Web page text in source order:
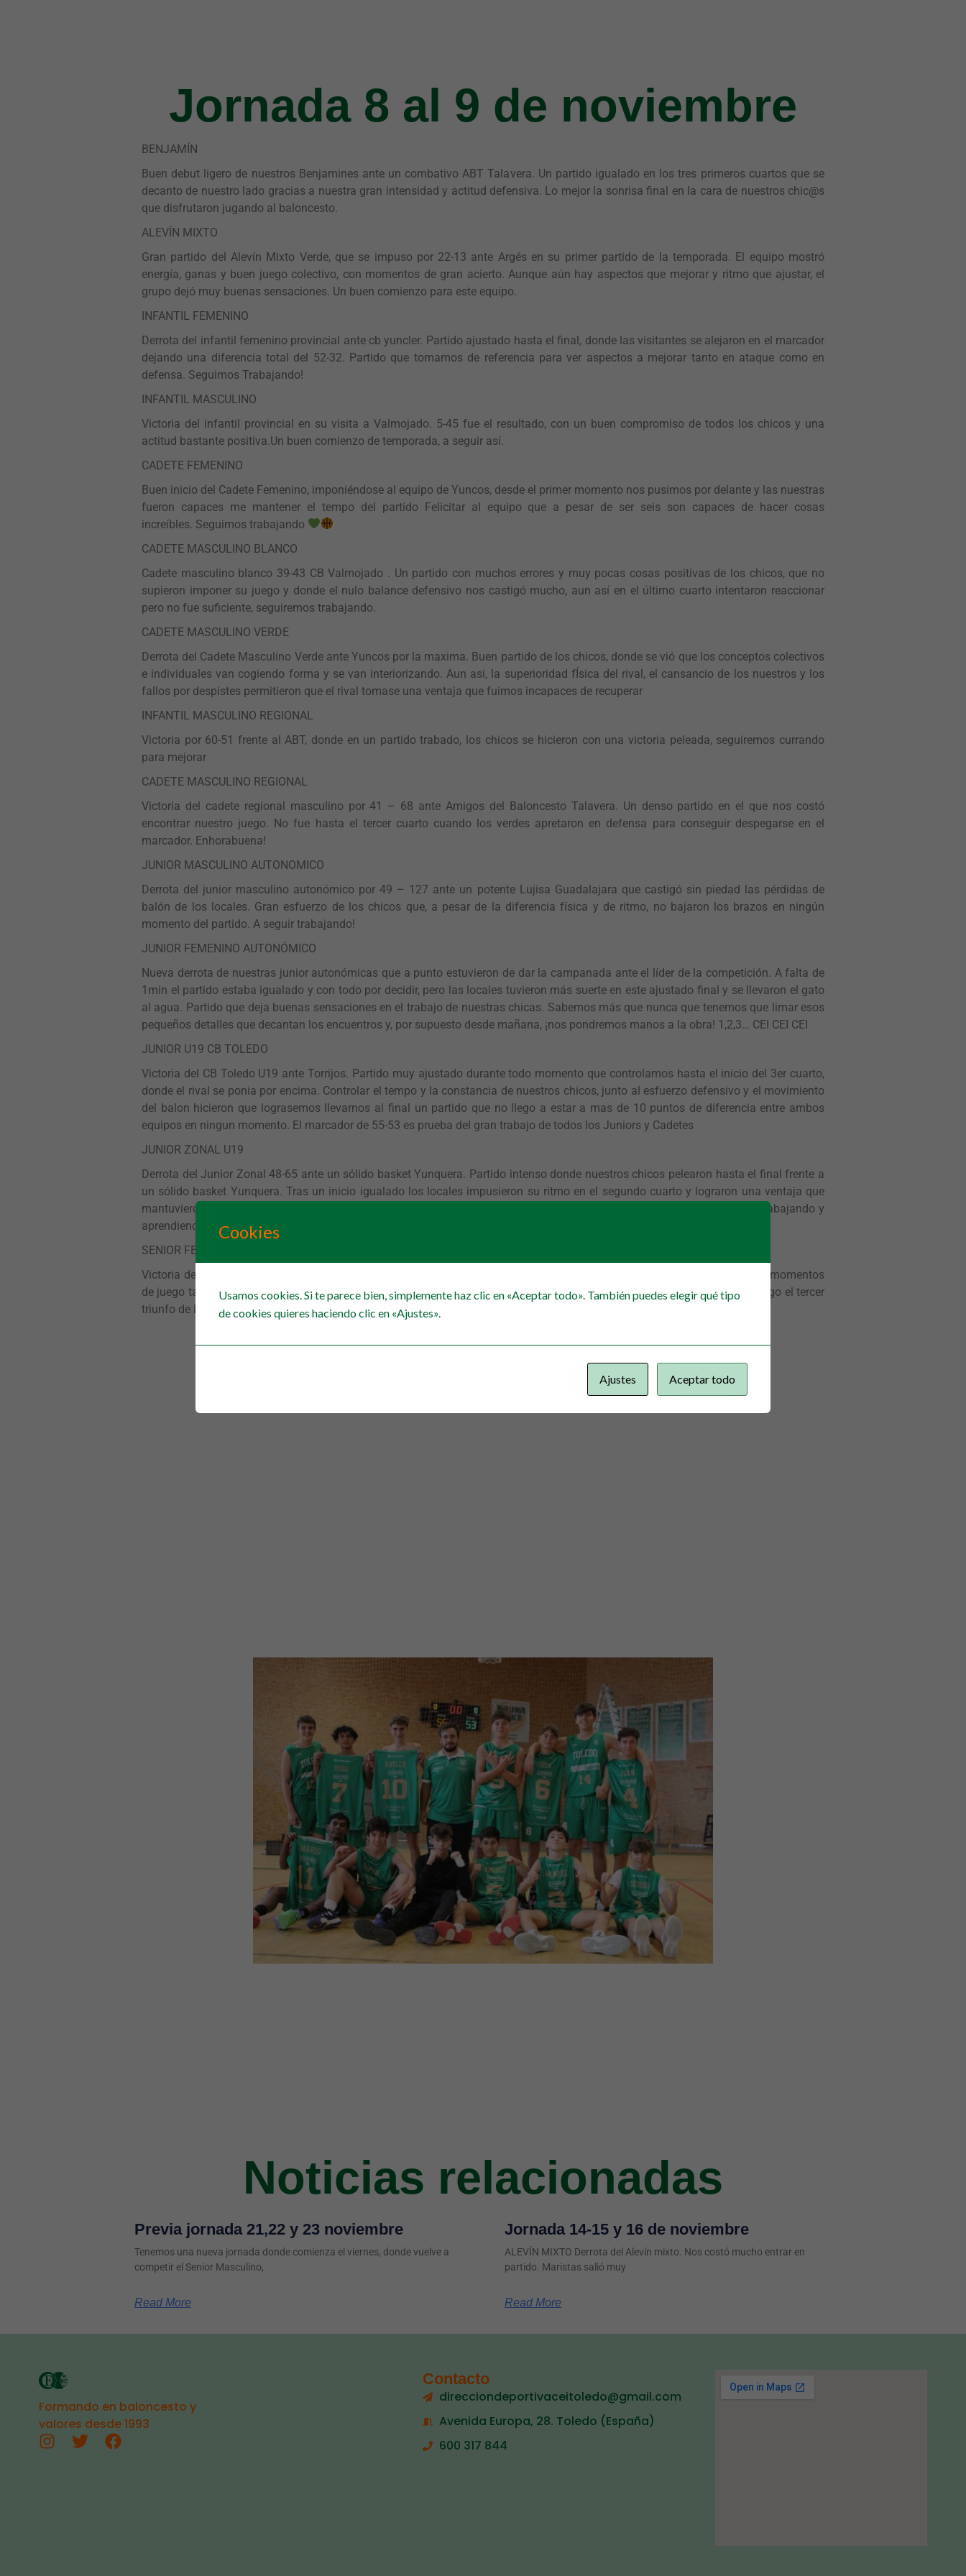
Jornada 8 al 9 de noviembre
BENJAMÍN
Buen debut ligero de nuestros Benjamines ante un combativo ABT Talavera. Un partido igualado en los tres primeros cuartos que se
decanto de nuestro lado gracias a nuestra gran intensidad y actitud defensiva. Lo mejor la sonrisa final en la cara de nuestros chic@s
que disfrutaron jugando al baloncesto.
ALEVÍN MIXTO
Gran partido del Alevín Mixto Verde, que se impuso por 22-13 ante Argés en su primer partido de la temporada. El equipo mostró
energía, ganas y buen juego colectivo, con momentos de gran acierto. Aunque aún hay aspectos que mejorar y ritmo que ajustar, el
grupo dejó muy buenas sensaciones. Un buen comienzo para este equipo.
INFANTIL FEMENINO
Derrota del infantil femenino provincial ante cb yuncler. Partido ajustado hasta el final, donde las visitantes se alejaron en el marcador
dejando una diferencia total del 52-32. Partido que tomamos de referencia para ver aspectos a mejorar tanto en ataque como en
defensa. Seguimos Trabajando!
INFANTIL MASCULINO
Victoria del infantil provincial en su visita a Valmojado. 5-45 fue el resultado, con un buen compromiso de todos los chicos y una
actitud bastante positiva.Un buen comienzo de temporada, a seguir así.
CADETE FEMENINO
Buen inicio del Cadete Femenino, imponiéndose al equipo de Yuncos, desde el primer momento nos pusimos por delante y las nuestras
fueron capaces me mantener el tempo del partido Felicitar al equipo que a pesar de ser seis son capaces de hacer cosas
increíbles. Seguimos trabajando
CADETE MASCULINO BLANCO
Cadete masculino blanco 39-43 CB Valmojado . Un partido con muchos errores y muy pocas cosas positivas de los chicos, que no
supieron imponer su juego y donde el nulo balance defensivo nos castigó mucho, aun así en el último cuarto intentaron reaccionar
pero no fue suficiente, seguiremos trabajando.
CADETE MASCULINO VERDE
Derrota del Cadete Masculino Verde ante Yuncos por la maxima. Buen partido de los chicos, donde se vió que los conceptos colectivos
e individuales van cogiendo forma y se van interiorizando. Aun asi, la superioridad fÍsica del rival, el cansancio de los nuestros y los
fallos por despistes permitieron que el rival tomase una ventaja que fuimos incapaces de recuperar
INFANTIL MASCULINO REGIONAL
Victoria por 60-51 frente al ABT, donde en un partido trabado, los chicos se hicieron con una victoria peleada, seguiremos currando
para mejorar
CADETE MASCULINO REGIONAL
Victoria del cadete regional masculino por 41 – 68 ante Amigos del Baloncesto Talavera. Un denso partido en el que nos costó
encontrar nuestro juego. No fue hasta el tercer cuarto cuando los verdes apretaron en defensa para conseguir despegarse en el
marcador. Enhorabuena!
JUNIOR MASCULINO AUTONOMICO
Derrota del junior masculino autonómico por 49 – 127 ante un potente Lujisa Guadalajara que castigó sin piedad las pérdidas de
balón de los locales. Gran esfuerzo de los chicos que, a pesar de la diferencia física y de ritmo, no bajaron los brazos en ningún
momento del partido. A seguir trabajando!
JUNIOR FEMENINO AUTONÓMICO
Nueva derrota de nuestras junior autonómicas que a punto estuvieron de dar la campanada ante el líder de la competición. A falta de
1min el partido estaba igualado y con todo por decidir, pero las locales tuvieron más suerte en este ajustado final y se llevaron el gato
al agua. Partido que deja buenas sensaciones en el trabajo de nuestras chicas. Sabemos más que nunca que tenemos que limar esos
pequeños detalles que decantan los encuentros y, por supuesto desde mañana, ¡nos pondremos manos a la obra! 1,2,3… CEI CEI CEI
JUNIOR U19 CB TOLEDO
Victoria del CB Toledo U19 ante Torrijos. Partido muy ajustado durante todo momento que controlamos hasta el inicio del 3er cuarto,
donde el rival se ponia por encima. Controlar el tempo y la constancia de nuestros chicos, junto al esfuerzo defensivo y el movimiento
del balon hicieron que lograsemos llevarnos al final un partido que no llego a estar a mas de 10 puntos de diferencia entre ambos
equipos en ningun momento. El marcador de 55-53 es prueba del gran trabajo de todos los Juniors y Cadetes
JUNIOR ZONAL U19
Derrota del Junior Zonal 48-65 ante un sólido basket Yunquera. Partido intenso donde nuestros chicos pelearon hasta el final frente a
un sólido basket Yunquera. Tras un inicio igualado los locales impusieron su ritmo en el segundo cuarto y lograron una ventaja que
mantuvieron hasta el final. Pese al esfuerzo el acierto del equipo rival marcó la diferencia. Derrota que nos hace seguir trabajando y
aprendiendo en cada jornada
SENIOR FEMENINO
Victoria del Nacional Femenino 73-55 ante Cervantes Ciudad Real en un partido que las nuestras dominaron. Con buenos momentos
de juego tanto en defensa como en ataque, la ventaja se fue incrementando también gracias al acierto sin que corriese riesgo el tercer
triunfo de la temporada.
Noticias relacionadas
Previa jornada 21,22 y 23 noviembre
Tenemos una nueva jornada donde comienza el viernes, donde vuelve a
competir el Senior Masculino,
Read More
Jornada 14-15 y 16 de noviembre
ALEVÍN MIXTO Derrota del Alevín mixto. Nos costó mucho entrar en
partido. Maristas salió muy
Read More
Formando en baloncesto y
valores desde 1993
Contacto
direcciondeportivaceitoledo@gmail.com
Avenida Europa, 28. Toledo (España)
600 317 844
Cookies
Usamos cookies. Si te parece bien, simplemente haz clic en «Aceptar todo». También puedes elegir qué tipo
de cookies quieres haciendo clic en «Ajustes».
Ajustes Aceptar todo